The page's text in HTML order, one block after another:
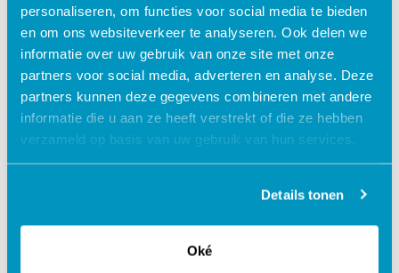
personaliseren, om functies voor social media te bieden
en om ons websiteverkeer te analyseren. Ook delen we
informatie over uw gebruik van onze site met onze
partners voor social media, adverteren en analyse. Deze
partners kunnen deze gegevens combineren met andere
informatie die u aan ze heeft verstrekt of die ze hebben
verzameld op basis van uw gebruik van hun services.
Details tonen
Oké
Wat je moet weten over cocaïne
Lees verder